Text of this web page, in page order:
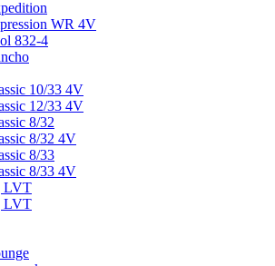
WR 4V
832-4
10/33 4V
12/33 4V
8/32
8/32 4V
8/33
8/33 4V
LVT
LVT